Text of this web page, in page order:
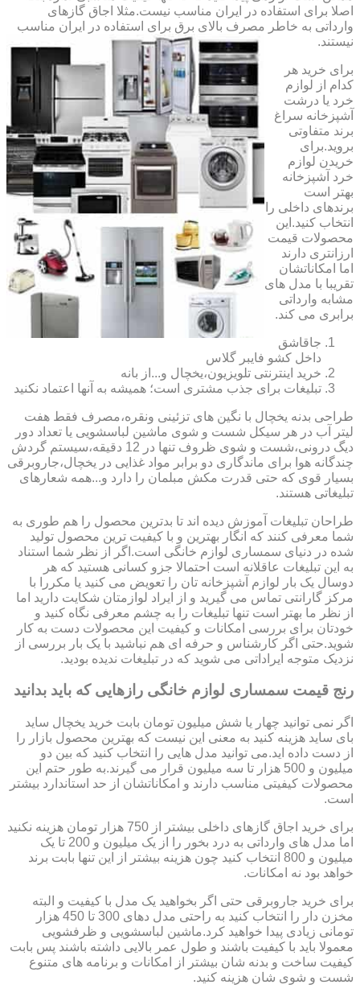
اصلا برای استفاده در ایران مناسب نیست.مثلا اجاق گازهای
وارداتی به خاطر مصرف بالای برق برای استفاده در ایران مناسب
نیستند.
برای خرید هر
کدام از لوازم
خرد یا درشت
آشپزخانه سراغ
برند متفاوتی
بروید.برای
خریدن لوازم
خرد آشپزخانه
بهتر است
برندهای داخلی را
انتخاب کنید.این
محصولات قیمت
ارزانتری دارند
اما امکاناتشان
تقریبا با مدل های
مشابه وارداتی
برابری می کند.
جاقاشق
داخل کشو فایبر گلاس
خرید اینترنتی تلویزیون،یخچال و...از بانه
تبلیغات برای جذب مشتری است؛ همیشه به آنها اعتماد نکنید
طراحی بدنه یخچال با نگین های تزئینی ونقره،مصرف فقط هفت
لیتر آب در هر سیکل شست و شوی ماشین لباسشویی یا تعداد دور
دیگ درونی،شست و شوی ظروف تنها در 12 دقیقه،سیستم گردش
چندگانه هوا برای ماندگاری دو برابر مواد غذایی در یخچال،جاروبرقی
بسیار قوی که حتی قدرت مکش مبلمان را دارد و...همه شعارهای
تبلیغاتی هستند.
طراحان تبلیغات آموزش دیده اند تا بدترین محصول را هم طوری به
شما معرفی کنند که انگار بهترین و با کیفیت ترین محصول تولید
شده در دنیای سمساری لوازم خانگی است.اگر از نظر شما استناد
به این تبلیغات عاقلانه است احتمالا جزو کسانی هستید که هر
دوسال یک بار لوازم آشپزخانه تان را تعویض می کنید یا مکررا با
مرکز گارانتی تماس می گیرید و از ایراد لوازمتان شکایت دارید اما
از نظر ما بهتر است تنها تبلیغات را به چشم معرفی نگاه کنید و
خودتان برای بررسی امکانات و کیفیت این محصولات دست به کار
شوید.حتی اگر کارشناس و حرفه ای هم نباشید با یک بار بررسی از
نزدیک متوجه ایراداتی می شوید که در تبلیغات ندیده بودید.
رنج قیمت سمساری لوازم خانگی رازهایی که باید بدانید
اگر نمی توانید چهار یا شش میلیون تومان بابت خرید یخچال ساید
بای ساید هزینه کنید به معنی این نیست که بهترین محصول بازار را
از دست داده اید.می توانید مدل هایی را انتخاب کنید که بین دو
میلیون و 500 هزار تا سه میلیون قرار می گیرند.به طور حتم این
محصولات کیفیتی مناسب دارند و امکاناتشان از حد استاندارد بیشتر
است.
برای خرید اجاق گازهای داخلی بیشتر از 750 هزار تومان هزینه نکنید
اما مدل های وارداتی به درد بخور را از یک میلیون و 200 تا یک
میلیون و 800 انتخاب کنید چون هزینه بیشتر از این تنها بابت برند
خواهد بود نه امکانات.
برای خرید جاروبرقی حتی اگر بخواهید یک مدل با کیفیت و البته
مخزن دار را انتخاب کنید به راحتی مدل دهای 300 تا 450 هزار
تومانی زیادی پیدا خواهید کرد.ماشین لباسشویی و ظرفشویی
معمولا باید با کیفیت باشند و طول عمر بالایی داشته باشند پس بابت
کیفیت ساخت و بدنه شان بیشتر از امکانات و برنامه های متنوع
شست و شوی شان هزینه کنید.